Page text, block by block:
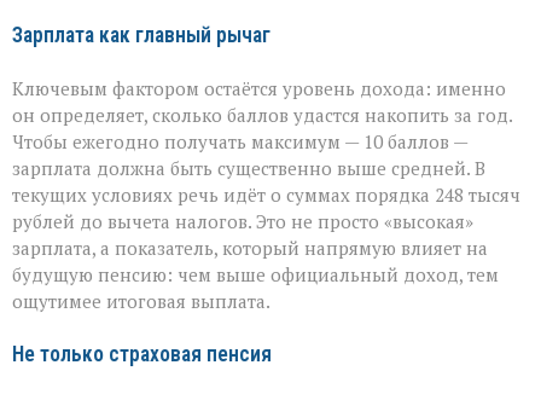
Зарплата как главный рычаг
Ключевым фактором остаётся уровень дохода: именно
он определяет, сколько баллов удастся накопить за год.
Чтобы ежегодно получать максимум — 10 баллов —
зарплата должна быть существенно выше средней. В
текущих условиях речь идёт о суммах порядка 248 тысяч
рублей до вычета налогов. Это не просто «высокая»
зарплата, а показатель, который напрямую влияет на
будущую пенсию: чем выше официальный доход, тем
ощутимее итоговая выплата.
Не только страховая пенсия